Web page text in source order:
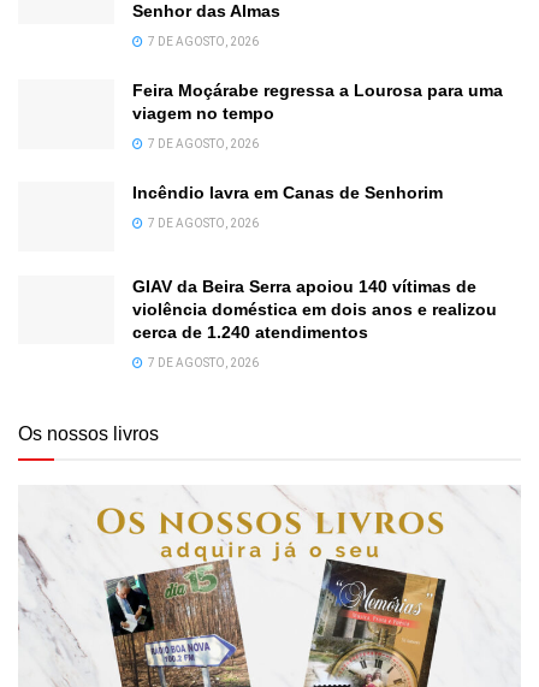
Senhor das Almas
7 DE AGOSTO, 2026
Feira Moçárabe regressa a Lourosa para uma
viagem no tempo
7 DE AGOSTO, 2026
Incêndio lavra em Canas de Senhorim
7 DE AGOSTO, 2026
GIAV da Beira Serra apoiou 140 vítimas de
violência doméstica em dois anos e realizou
cerca de 1.240 atendimentos
7 DE AGOSTO, 2026
Os nossos livros